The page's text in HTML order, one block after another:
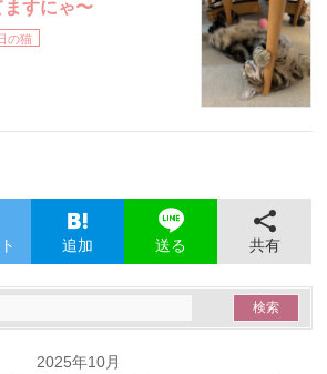
すにゃ〜
の猫
追加 送る 共有
2025年10月